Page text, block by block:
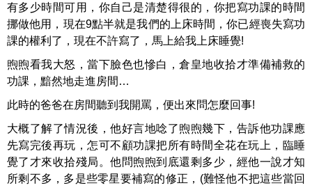
有多少時間可用，你自己是清楚得很的，你把寫功課的時間
挪做他用，現在9點半就是我們的上床時間，你已經喪失寫功
課的權利了，現在不許寫了，馬上給我上床睡覺!
煦煦看我大怒，當下臉色也慘白，倉皇地收拾才準備補救的
功課，黯然地走進房間…
此時的爸爸在房間聽到我開罵，便出來問怎麼回事!
大概了解了情況後，他好言地唸了煦煦幾下，告訴他功課應
先寫完後再玩，怎可不顧功課把所有時間全花在玩上，臨睡
覺了才來收拾殘局。他問煦煦到底還剩多少，經他一說才知
所剩不多，多是些零星要補寫的修正，(難怪他不把這些當回